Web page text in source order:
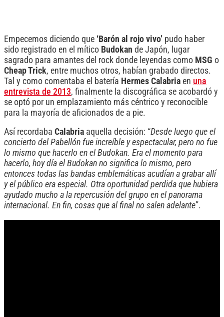
Empecemos diciendo que ‘Barón al rojo vivo’ pudo haber
sido registrado en el mítico Budokan de Japón, lugar
sagrado para amantes del rock donde leyendas como MSG o
Cheap Trick, entre muchos otros, habían grabado directos.
Tal y como comentaba el batería Hermes Calabria en una
entrevista de 2013, finalmente la discográfica se acobardó y
se optó por un emplazamiento más céntrico y reconocible
para la mayoría de aficionados de a pie.
Así recordaba Calabria aquella decisión: “Desde luego que el
concierto del Pabellón fue increíble y espectacular, pero no fue
lo mismo que hacerlo en el Budokan. Era el momento para
hacerlo, hoy día el Budokan no significa lo mismo, pero
entonces todas las bandas emblemáticas acudían a grabar allí
y el público era especial. Otra oportunidad perdida que hubiera
ayudado mucho a la repercusión del grupo en el panorama
internacional. En fin, cosas que al final no salen adelante”.